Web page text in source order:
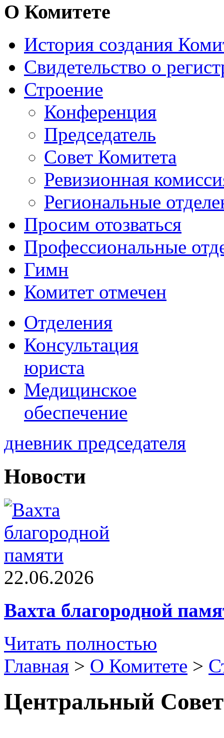
О Комитете
История создания
Свидетельство о
Строение
Конференция
Председатель
Совет Комитета
Ревизионная
Региональные
Просим отозваться
Профессиональные
Гимн
Комитет отмечен
Отделения
Консультация
юриста
Медицинское
обеспечение
дневник председателя
Новости
22.06.2026
Вахта благородной
Читать полностью
Главная > О Комитете >
Центральный